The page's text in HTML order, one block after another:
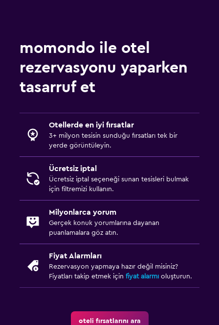
momondo ile otel
rezervasyonu yaparken
tasarruf et
Otellerde en iyi fırsatlar
3+ milyon tesisin sunduğu fırsatları tek bir
yerde görüntüleyin.
Ücretsiz iptal
Ücretsiz iptal seçeneği sunan tesisleri bulmak
için filtremizi kullanın.
Milyonlarca yorum
Gerçek konuk yorumlarına dayanan
puanlamalara göz atın.
Fiyat Alarmları
Rezervasyon yapmaya hazır değil misiniz?
Fiyatları takip etmek için fiyat alarmı oluşturun.
oteli fırsatlarını ara